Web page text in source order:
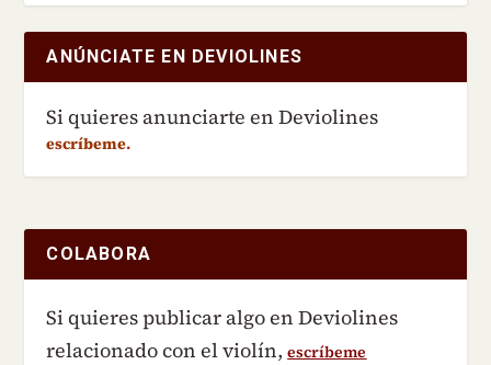
ANÚNCIATE EN DEVIOLINES
Si quieres anunciarte en Deviolines
escríbeme.
COLABORA
Si quieres publicar algo en Deviolines
relacionado con el violín,escríbeme